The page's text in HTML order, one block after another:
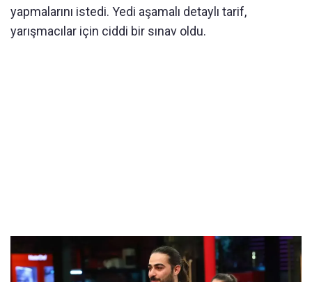
yapmalarını istedi. Yedi aşamalı detaylı tarif,
yarışmacılar için ciddi bir sınav oldu.